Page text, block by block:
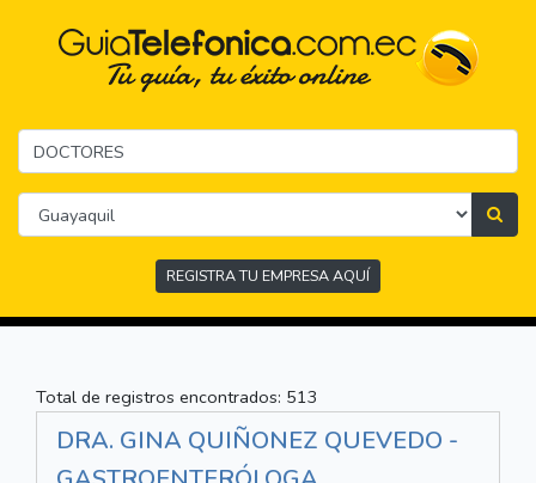
REGISTRA TU EMPRESA AQUÍ
Total de registros encontrados: 513
DRA. GINA QUIÑONEZ QUEVEDO -